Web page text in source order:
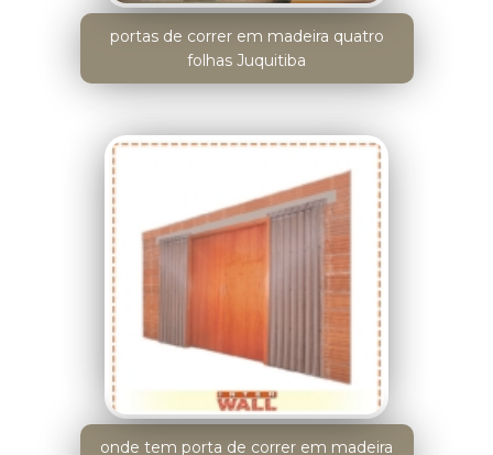
portas de correr em madeira quatro
folhas Juquitiba
onde tem porta de correr em madeira